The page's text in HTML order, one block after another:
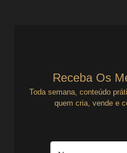
Receba Os
Toda semana, conteúdo
quem cria, vende e